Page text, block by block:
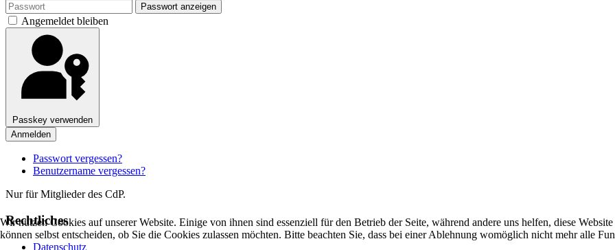
Passwort anzeigen
Angemeldet bleiben
Passkey verwenden
Anmelden
Passwort vergessen?
Benutzername vergessen?
Nur für Mitglieder des CdP.
Rechtliches
Datenschutz
Wir nutzen Cookies auf unserer Website. Einige von ihnen sind essenziell für den Betrieb der Seite, während andere uns helfen, diese
können selbst entscheiden, ob Sie die Cookies zulassen möchten. Bitte beachten Sie, dass bei einer Ablehnung womöglich nicht mehr alle